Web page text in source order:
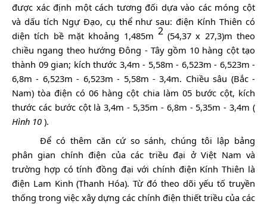
được xác định một cách tương đối dựa vào các móng cột
và dấu tích Ngự Đạo, cụ thể như sau: điện Kính Thiên có
diện tích bề mặt khoảng 1,485m 2 (54,37 x 27,3)m theo
chiều ngang theo hướng Đông - Tây gồm 10 hàng cột tạo
thành 09 gian; kích thước 3,4m - 5,58m - 6,523m - 6,523m -
6,8m - 6,523m - 6,523m - 5,58m - 3,4m. Chiều sâu (Bắc -
Nam) tòa điện có 06 hàng cột chia làm 05 bước cột, kích
thước các bước cột là 3,4m - 5,35m - 6,8m - 5,35m - 3,4m (
Hình 10 ).
Để có thêm căn cứ so sánh, chúng tôi lập bảng
phân gian chính điện của các triều đại ở Việt Nam và
trường hợp có tính đồng đại với chính điện Kính Thiên là
điện Lam Kinh (Thanh Hóa). Từ đó theo dõi yếu tố truyền
thống trong việc xây dựng các chính điện thiết triều của các